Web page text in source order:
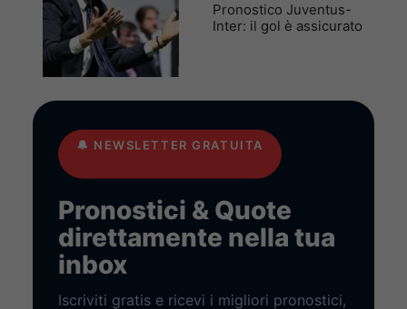
Pronostico Juventus-
Inter: il gol è assicurato
🔔 NEWSLETTER GRATUITA
Pronostici & Quote
direttamente nella tua
inbox
Iscriviti gratis e ricevi i migliori pronostici,